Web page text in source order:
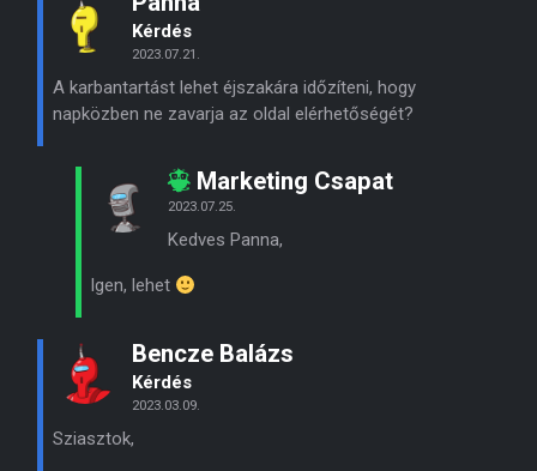
Kérdés
2023.07.21.
A karbantartást lehet éjszakára időzíteni, hogy
napközben ne zavarja az oldal elérhetőségét?
Marketing Csapat
2023.07.25.
Kedves Panna,
Igen, lehet
Bencze Balázs
Kérdés
2023.03.09.
Sziasztok,